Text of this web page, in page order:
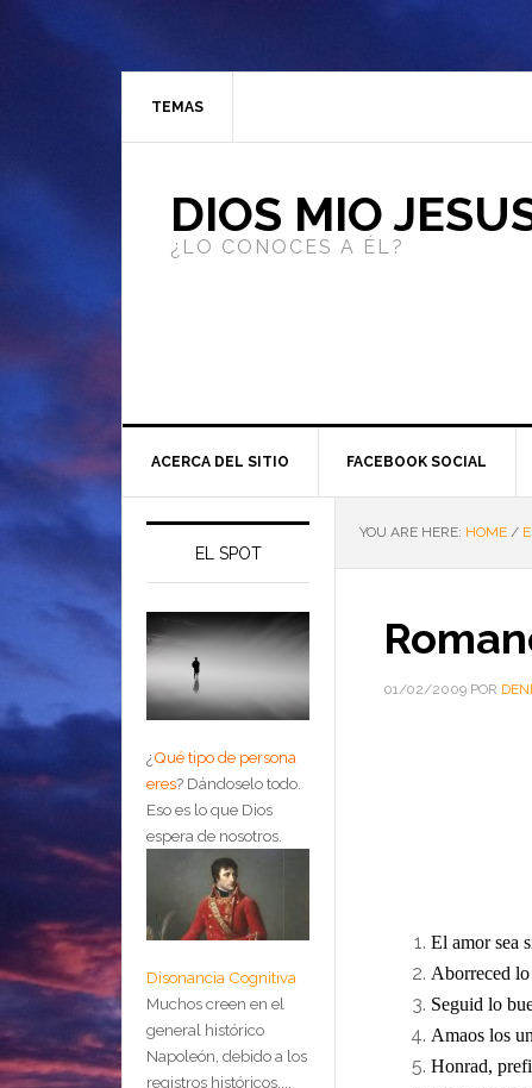
TEMAS
DIOS MIO
¿LO CONOCES A ÉL?
ACERCA DEL SITIO FACEBOOK SOCIAL
YOU ARE HERE: HOME /
01/02/2009 POR
El amor sea
Aborreced
Seguid lo
Amaos los
Honrad,
EL SPOT
¿Qué tipo de persona
eres? Dándoselo todo.
Eso es lo que Dios
espera de nosotros.
Disonancia Cognitiva
Muchos creen en el
general histórico
Napoleón, debido a los
registros históricos....